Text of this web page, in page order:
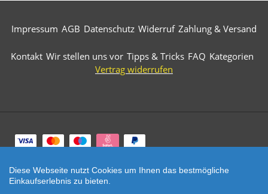
Impressum AGB Datenschutz Widerruf Zahlung & Versand
Kontakt Wir stellen uns vor Tipps & Tricks FAQ Kategorien
Vertrag widerrufen
Zahlungsarten
© 2026 Märkische Diamantwerkzeuge. All Rights
Reserved.
Diese Webseite nutzt Cookies um Ihnen das bestmögliche
Einkaufserlebnis zu bieten.